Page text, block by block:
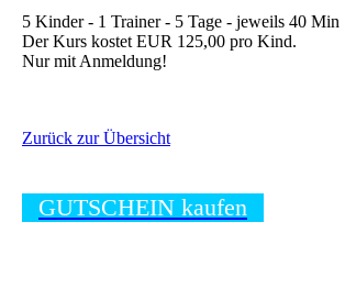
5 Kinder - 1 Trainer - 5 Tage - jeweils 40 Min
Der Kurs kostet EUR 125,00 pro Kind.
Nur mit Anmeldung!
Zurück zur Übersicht
GUTSCHEIN kaufen